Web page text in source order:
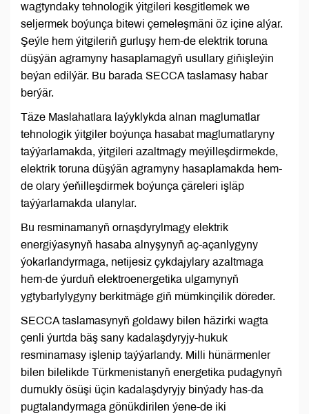
wagtyndaky tehnologik ýitgileri kesgitlemek we
seljermek boýunça bitewi çemeleşmäni öz içine alýar.
Şeýle hem ýitgileriň gurluşy hem-de elektrik toruna
düşýän agramyny hasaplamagyň usullary giňişleýin
beýan edilýär. Bu barada SECCA taslamasy habar
berýär.
Täze Maslahatlara laýyklykda alnan maglumatlar
tehnologik ýitgiler boýunça hasabat maglumatlaryny
taýýarlamakda, ýitgileri azaltmagy meýilleşdirmekde,
elektrik toruna düşýän agramyny hasaplamakda hem-
de olary ýeňilleşdirmek boýunça çäreleri işläp
taýýarlamakda ulanylar.
Bu resminamanyň ornaşdyrylmagy elektrik
energiýasynyň hasaba alnyşynyň aç-açanlygyny
ýokarlandyrmaga, netijesiz çykdajylary azaltmaga
hem-de ýurduň elektroenergetika ulgamynyň
ygtybarlylygyny berkitmäge giň mümkinçilik döreder.
SECCA taslamasynyň goldawy bilen häzirki wagta
çenli ýurtda bäş sany kadalaşdyryjy-hukuk
resminamasy işlenip taýýarlandy. Milli hünärmenler
bilen bilelikde Türkmenistanyň energetika pudagynyň
durnukly ösüşi üçin kadalaşdyryjy binýady has-da
pugtalandyrmaga gönükdirilen ýene-de iki